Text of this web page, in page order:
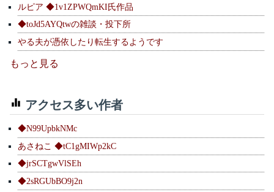
ルピア ◆1v1ZPWQmKI氏作品
◆toJd5AYQtwの雑談・投下所
やる夫が憑依したり転生するようです
もっと見る
アクセス多い作者
◆N99UpbkNMc
あさねこ ◆tC1gMIWp2kC
◆jrSCTgwVlSEh
◆2sRGUbBO9j2n